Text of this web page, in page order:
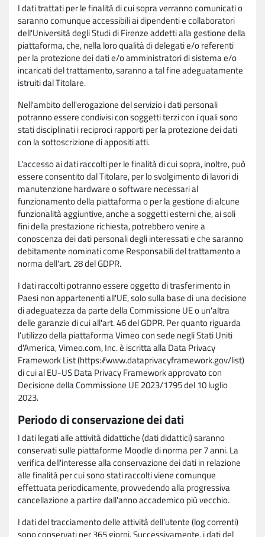
I dati trattati per le finalità di cui sopra verranno comunicati o
saranno comunque accessibili ai dipendenti e collaboratori
dell'Università degli Studi di Firenze addetti alla gestione della
piattaforma, che, nella loro qualità di delegati e/o referenti
per la protezione dei dati e/o amministratori di sistema e/o
incaricati del trattamento, saranno a tal fine adeguatamente
istruiti dal Titolare.
Nell'ambito dell'erogazione del servizio i dati personali
potranno essere condivisi con soggetti terzi con i quali sono
stati disciplinati i reciproci rapporti per la protezione dei dati
con la sottoscrizione di appositi atti.
L'accesso ai dati raccolti per le finalità di cui sopra, inoltre, può
essere consentito dal Titolare, per lo svolgimento di lavori di
manutenzione hardware o software necessari al
funzionamento della piattaforma o per la gestione di alcune
funzionalità aggiuntive, anche a soggetti esterni che, ai soli
fini della prestazione richiesta, potrebbero venire a
conoscenza dei dati personali degli interessati e che saranno
debitamente nominati come Responsabili del trattamento a
norma dell'art. 28 del GDPR.
I dati raccolti potranno essere oggetto di trasferimento in
Paesi non appartenenti all'UE, solo sulla base di una decisione
di adeguatezza da parte della Commissione UE o un'altra
delle garanzie di cui all'art. 46 del GDPR. Per quanto riguarda
l'utilizzo della piattaforma Vimeo con sede negli Stati Uniti
d'America, Vimeo.com, Inc. è iscritta alla Data Privacy
Framework List (https://www.dataprivacyframework.gov/list)
di cui al EU-US Data Privacy Framework approvato con
Decisione della Commissione UE 2023/1795 del 10 luglio
2023.
Periodo di conservazione dei dati
I dati legati alle attività didattiche (dati didattici) saranno
conservati sulle piattaforme Moodle di norma per 7 anni. La
verifica dell'interesse alla conservazione dei dati in relazione
alle finalità per cui sono stati raccolti viene comunque
effettuata periodicamente, provvedendo alla progressiva
cancellazione a partire dall'anno accademico più vecchio.
I dati del tracciamento delle attività dell'utente (log correnti)
sono conservati per 365 giorni. Successivamente, i dati del